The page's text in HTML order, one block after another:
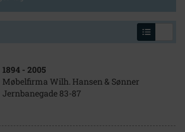
1894 - 2005
Møbelfirma Wilh. Hansen & Sønner
Jernbanegade 83-87